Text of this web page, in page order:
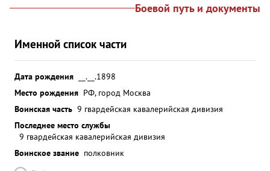
Боевой путь и документы
Именной список части
Дата рождения
__.__.1898
Место рождения РФ, город Москва
Воинская часть 9 гвардейская кавалерийская дивизия
Последнее место службы
9 гвардейская кавалерийская дивизия
Воинское звание полковник